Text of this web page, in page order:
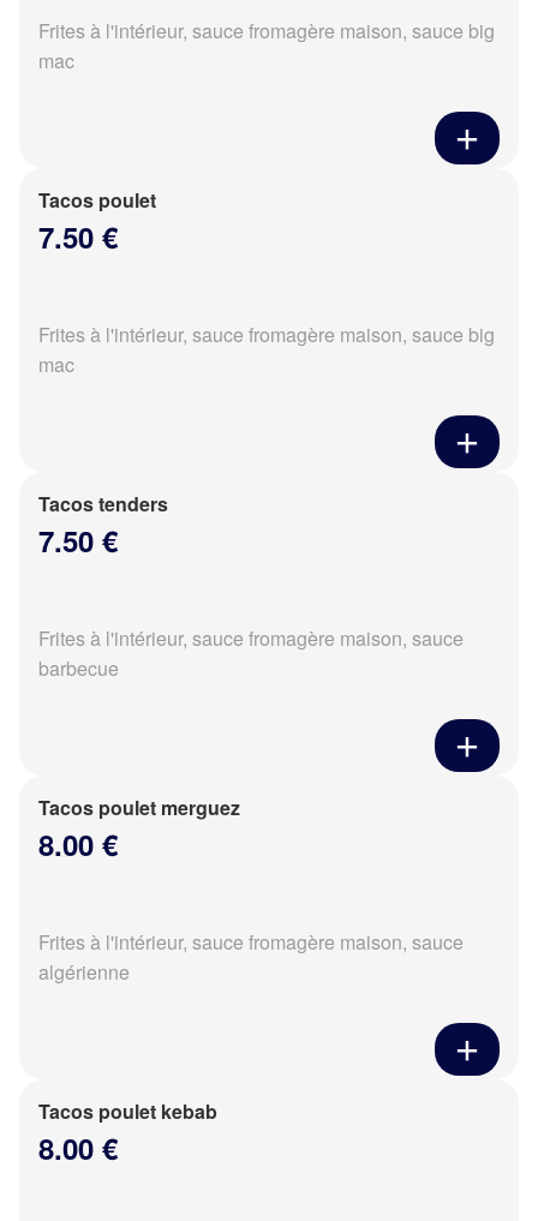
Frites à l'intérieur, sauce fromagère maison, sauce big
mac
Tacos poulet
7.50 €
Frites à l'intérieur, sauce fromagère maison, sauce big
mac
Tacos tenders
7.50 €
Frites à l'intérieur, sauce fromagère maison, sauce
barbecue
Tacos poulet merguez
8.00 €
Frites à l'intérieur, sauce fromagère maison, sauce
algérienne
Tacos poulet kebab
8.00 €